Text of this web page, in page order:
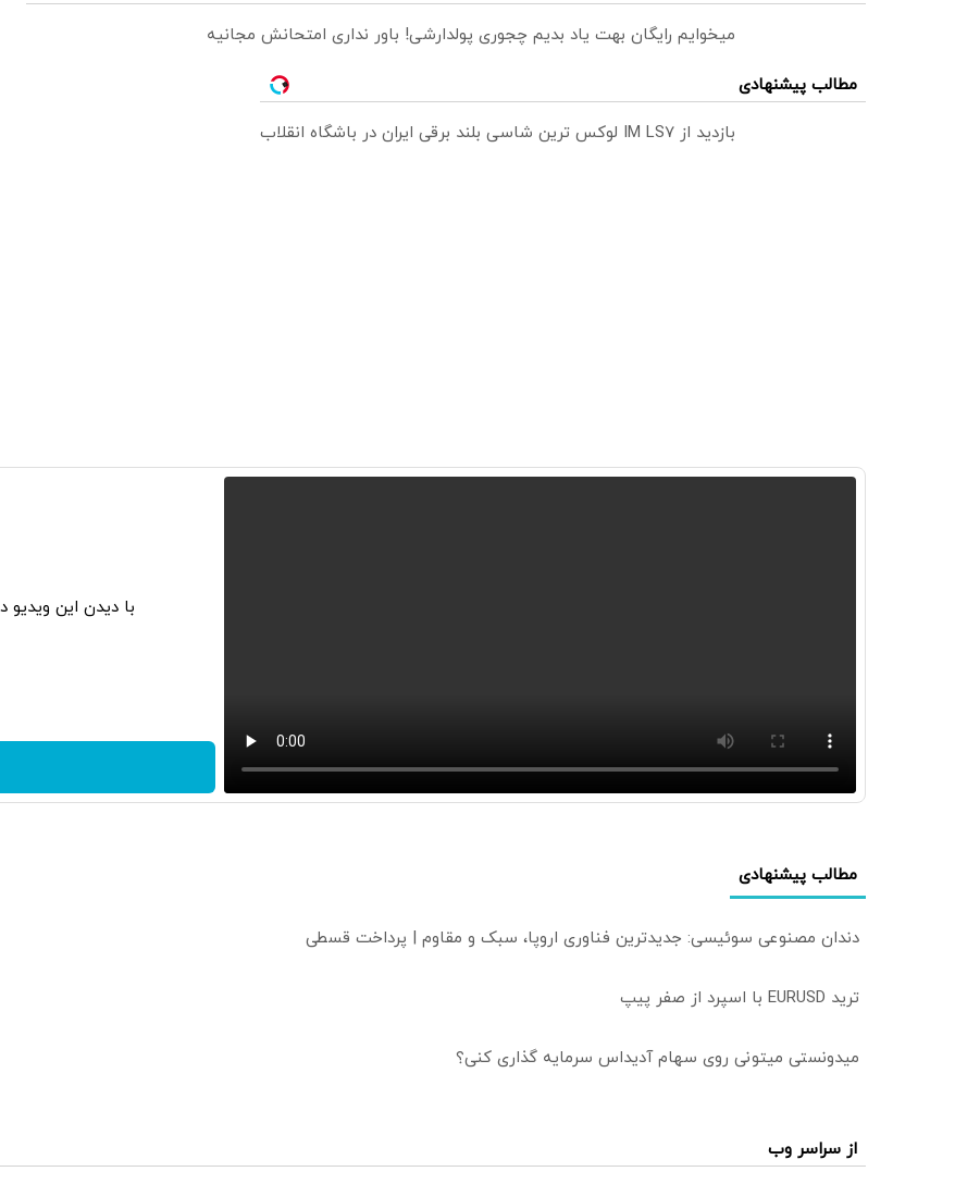
میخوایم رایگان بهت یاد بدیم چجوری پولدارشی! باور نداری امتحانش مجانیه
مطالب پیشنهادی
بازدید از IM LS7 لوکس ترین شاسی بلند برقی ایران در باشگاه انقلاب
با دیدن این
مطالب پیشنهادی
دندان مصنوعی سوئیسی: جدیدترین فناوری اروپا، سبک و مقاوم | پرداخت قسطی
ترید EURUSD با اسپرد از صفر پیپ
میدونستی میتونی روی سهام آدیداس سرمایه گذاری کنی؟
از سراسر وب